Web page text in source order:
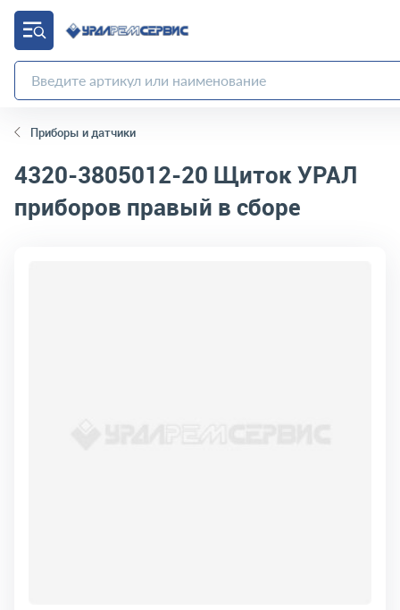
Приборы и датчики
4320-3805012-20 Щиток УРАЛ
приборов правый в сборе